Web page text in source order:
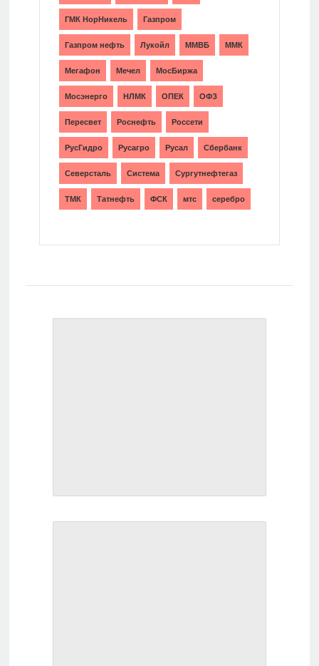
ГМК НорНикель Газпром
Газпром нефть Лукойл ММВБ ММК
Мегафон Мечел МосБиржа
Мосэнерго НЛМК ОПЕК ОФЗ
Пересвет Роснефть Россети
РусГидро Русагро Русал Сбербанк
Северсталь Система Сургутнефтегаз
ТМК Татнефть ФСК мтс серебро